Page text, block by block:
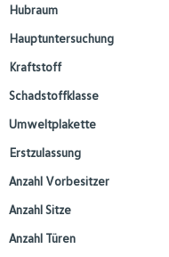
Hubraum
Hauptuntersuchung
Kraftstoff
Schadstoffklasse
Umweltplakette
Erstzulassung
Anzahl Vorbesitzer
Anzahl Sitze
Anzahl Türen